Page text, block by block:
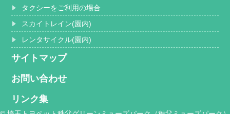
タクシーをご利用の場合
スカイトレイン(園内)
レンタサイクル(園内)
サイトマップ
お問い合わせ
リンク集